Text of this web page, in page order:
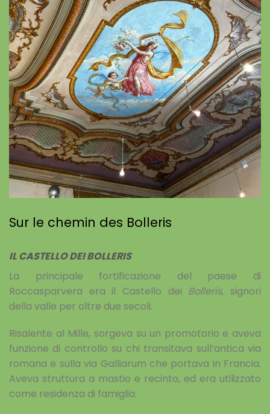
Sur le chemin des Bolleris
IL CASTELLO DEI BOLLERIS
La principale fortificazione del paese di
Roccasparvera era il Castello dei Bolleris, signori
della valle per oltre due secoli.
Risalente al Mille, sorgeva su un promotorio e aveva
funzione di controllo su chi transitava sull’antica via
romana e sulla via Galliarum che portava in Francia.
Aveva struttura a mastio e recinto, ed era utilizzato
come residenza di famiglia.